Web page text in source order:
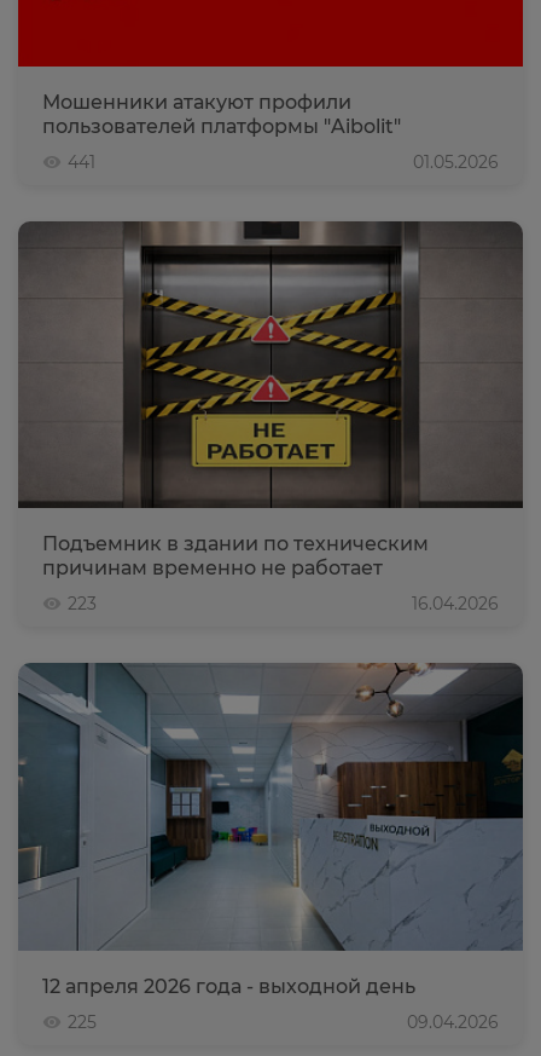
Мошенники атакуют профили
пользователей платформы "Aibolit"
441 01.05.2026
Подъемник в здании по техническим
причинам временно не работает
223 16.04.2026
12 апреля 2026 года - выходной день
225 09.04.2026